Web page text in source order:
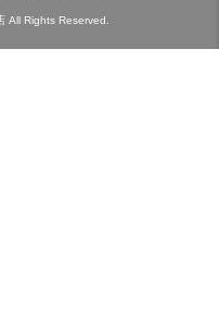
All Rights Reserved.